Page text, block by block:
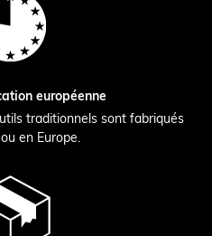
européenne
traditionnels sont fabriqués
en Europe.